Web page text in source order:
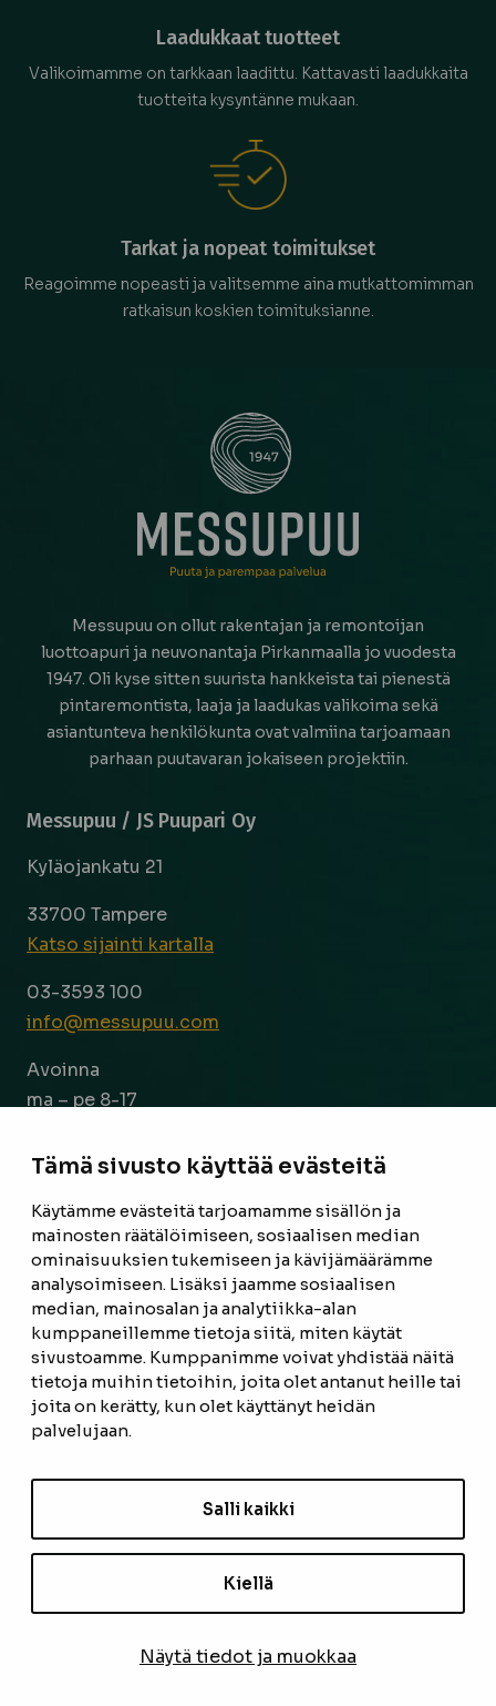
Tämä sivusto käyttää evästeitä
Käytämme evästeitä tarjoamamme sisällön ja
mainosten räätälöimiseen, sosiaalisen median
ominaisuuksien tukemiseen ja kävijämäärämme
analysoimiseen. Lisäksi jaamme sosiaalisen
median, mainosalan ja analytiikka-alan
kumppaneillemme tietoja siitä, miten käytät
sivustoamme. Kumppanimme voivat yhdistää näitä
tietoja muihin tietoihin, joita olet antanut heille tai
joita on kerätty, kun olet käyttänyt heidän
palvelujaan.
Salli kaikki
Kiellä
Näytä tiedot ja muokkaa
Laadukkaat tuotteet
Valikoimamme on tarkkaan laadittu. Kattavasti laadukkaita
tuotteita kysyntänne mukaan.
Tarkat ja nopeat toimitukset
Reagoimme nopeasti ja valitsemme aina mutkattomimman
ratkaisun koskien toimituksianne.
Messupuu on ollut rakentajan ja remontoijan
luottoapuri ja neuvonantaja Pirkanmaalla jo vuodesta
1947. Oli kyse sitten suurista hankkeista tai pienestä
pintaremontista, laaja ja laadukas valikoima sekä
asiantunteva henkilökunta ovat valmiina tarjoamaan
parhaan puutavaran jokaiseen projektiin.
Messupuu / JS Puupari Oy
Kyläojankatu 21
33700 Tampere
Katso sijainti kartalla
03-3593 100
info@messupuu.com
Avoinna
ma – pe 8-17
ETUSIVU
TUOTTEET
REFERENSSIT
OTA YHTEYTTÄ
TIETOSUOJASELOSTE
EVÄSTEASETUKSET